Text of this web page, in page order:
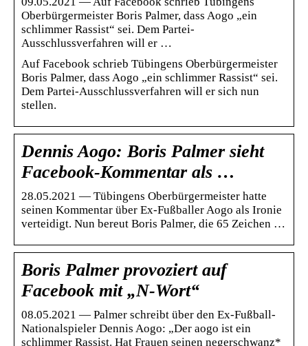
Oberbürgermeister Boris Palmer, dass Aogo „ein
schlimmer Rassist“ sei. Dem Partei-
Ausschlussverfahren will er …
Auf Facebook schrieb Tübingens Oberbürgermeister
Boris Palmer, dass Aogo „ein schlimmer Rassist“ sei.
Dem Partei-Ausschlussverfahren will er sich nun
stellen.
Dennis Aogo: Boris Palmer sieht
Facebook-Kommentar als …
28.05.2021 — Tübingens Oberbürgermeister hatte
seinen Kommentar über Ex-Fußballer Aogo als Ironie
verteidigt. Nun bereut Boris Palmer, die 65 Zeichen …
Boris Palmer provoziert auf
Facebook mit „N-Wort“
08.05.2021 — Palmer schreibt über den Ex-Fußball-
Nationalspieler Dennis Aogo: „Der aogo ist ein
schlimmer Rassist. Hat Frauen seinen negerschwanz*